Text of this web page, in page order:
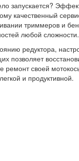
запускается?
качественный
триммеров и
любой сложности.
редуктора,
позволяет
ремонт своей
и продуктивной.